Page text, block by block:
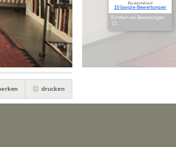
drucken
Basierend auf
10 Google-Bewertungen
Echtheit von Bewertungen